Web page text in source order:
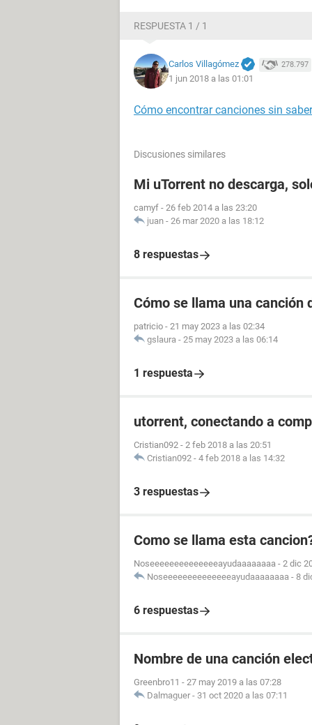
RESPUESTA 1 / 1
Carlos Villagómez 278.797
1 jun 2018 a las 01:01
Cómo encontrar canciones sin
Discusiones similares
Mi uTorrent no descarga,
camyf - 26 feb 2014 a las 23:20
juan - 26 mar 2020 a las 18:12
8 respuestas
Cómo se llama una canción
patricio - 21 may 2023 a las 02:34
gslaura - 25 may 2023 a las 06:14
1 respuesta
utorrent, conectando a
Cristian092 - 2 feb 2018 a las 20:51
Cristian092 - 4 feb 2018 a las 14:32
3 respuestas
Como se llama esta
Noseeeeeeeeeeeeeeayudaaaaaaaa - 2 dic
Noseeeeeeeeeeeeeeayudaaaaaaaa - 8
6 respuestas
Nombre de una canción
Greenbro11 - 27 may 2019 a las 07:28
Dalmaguer - 31 oct 2020 a las 07:11